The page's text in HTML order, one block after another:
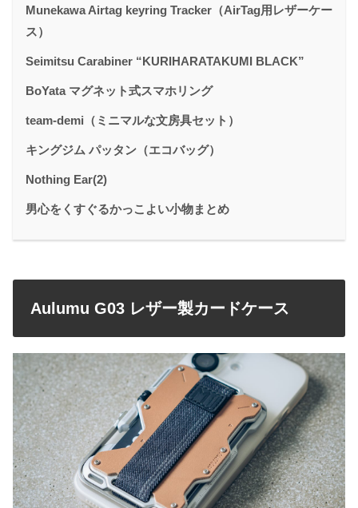
Munekawa Airtag keyring Tracker（AirTag用レザーケー
ス）
Seimitsu Carabiner “KURIHARATAKUMI BLACK”
BoYata マグネット式スマホリング
team-demi（ミニマルな文房具セット）
キングジム パッタン（エコバッグ）
Nothing Ear(2)
男心をくすぐるかっこよい小物まとめ
Aulumu G03 レザー製カードケース